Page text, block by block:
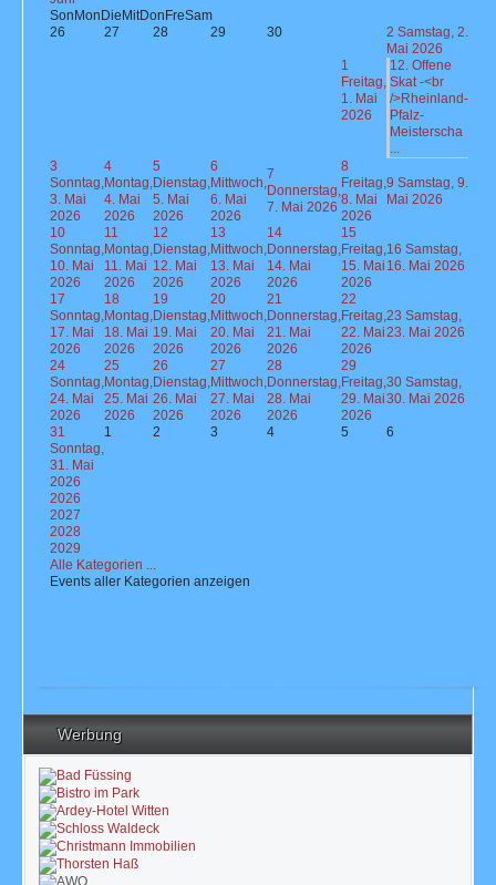
Werbung
Son Mon Die MitDon FreSam
26
27 28 29 30
1
Freitag,
1. Mai
2026
2 Samstag, 2.
Mai 2026
12. Offene
Skat -<br
/>Rheinland-
Pfalz-
Meisterscha
...
3
Sonntag,
3. Mai
2026
4
Montag,
4. Mai
2026
5
Dienstag,
5. Mai
2026
6
Mittwoch,
6. Mai
2026
7
Donnerstag,
7. Mai 2026
8
Freitag,
8. Mai
2026
9 Samstag, 9.
Mai 2026
10
Sonntag,
10. Mai
2026
11
Montag,
11. Mai
2026
12
Dienstag,
12. Mai
2026
13
Mittwoch,
13. Mai
2026
14
Donnerstag,
14. Mai
2026
15
Freitag,
15. Mai
2026
16 Samstag,
16. Mai 2026
17
Sonntag,
17. Mai
2026
18
Montag,
18. Mai
2026
19
Dienstag,
19. Mai
2026
20
Mittwoch,
20. Mai
2026
21
Donnerstag,
21. Mai
2026
22
Freitag,
22. Mai
2026
23 Samstag,
23. Mai 2026
24
Sonntag,
24. Mai
2026
25
Montag,
25. Mai
2026
26
Dienstag,
26. Mai
2026
27
Mittwoch,
27. Mai
2026
28
Donnerstag,
28. Mai
2026
29
Freitag,
29. Mai
2026
30 Samstag,
30. Mai 2026
31
Sonntag,
31. Mai
2026
1 2 3 4 5 6
2026
2027
2028
2029
Alle Kategorien ...
Events aller Kategorien anzeigen